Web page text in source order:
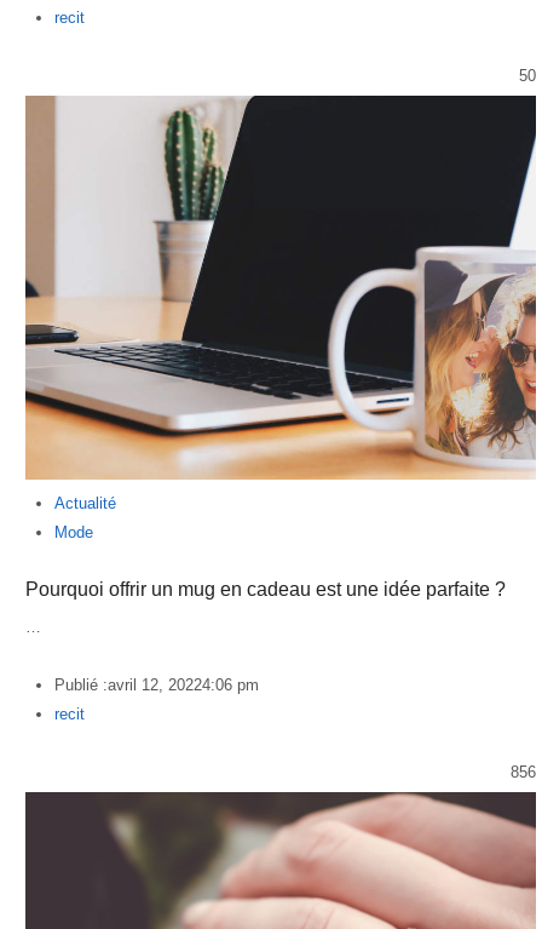
Author
recit
50
Actualité
Mode
Pourquoi offrir un mug en cadeau est une idée parfaite ?
…
Publié :avril 12, 20224:06 pm
Author
recit
856